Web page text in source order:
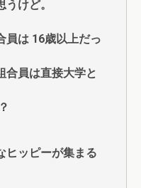
けど。
員は 16歳以上だっ
合員は直接大学と
ヒッピーが集まる